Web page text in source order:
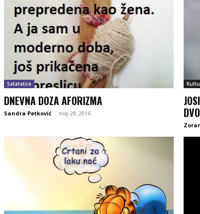
Satatatira
DNEVNA DOZA AFORIZMA
Sandra Petković - maj 29, 2016